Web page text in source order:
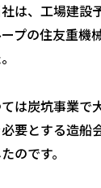
は、工場建設
プの住友重機
は炭坑事業で
要とする造船
のです。